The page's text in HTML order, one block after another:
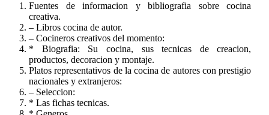
Fuentes de informacion y bibliografia sobre cocina
creativa.
– Libros cocina de autor.
– Cocineros creativos del momento:
* Biografia: Su cocina, sus tecnicas de creacion,
productos, decoracion y montaje.
Platos representativos de la cocina de autores con prestigio
nacionales y extranjeros:
– Seleccion:
* Las fichas tecnicas.